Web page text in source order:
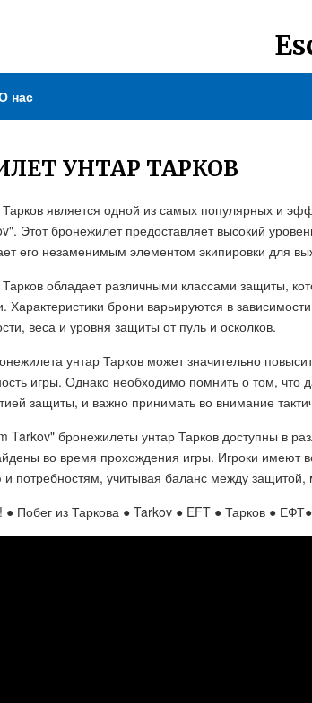
нас
УНТАР ТАРКОВ
является одной из самых популярных и
Этот бронежилет предоставляет высокий
его незаменимым элементом экипировки для
обладает различными классами защиты,
Характеристики брони варьируются в
веса и уровня защиты от пуль и осколков.
унтар Тарков может значительно
игры. Однако необходимо помнить о том, что
защиты, и важно принимать во внимание
Tarkov" бронежилеты унтар Тарков доступны в
во время прохождения игры. Игроки имеют
и потребностям, учитывая баланс между
из Таркова ● Tarkov ● EFT ● Тарков ●